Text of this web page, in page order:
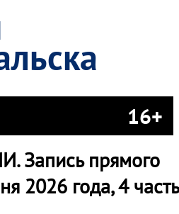
16+
Запись прямого
2026 года, 4 часть